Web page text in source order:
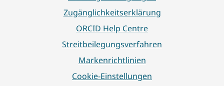
Zugänglichkeitserklärung
ORCID Help Centre
Streitbeilegungsverfahren
Markenrichtlinien
Cookie-Einstellungen